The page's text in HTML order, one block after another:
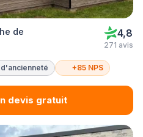
de
4,8
271 avis
d'ancienneté +85 NPS
devis gratuit